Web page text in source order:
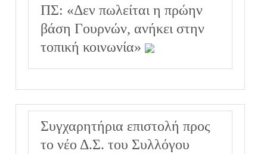
ΠΣ: «Δεν πωλείται η πρώην
βάση Γουρνών, ανήκει στην
τοπική κοινωνία»
Συγχαρητήρια επιστολή προς
το νέο Δ.Σ. του Συλλόγου